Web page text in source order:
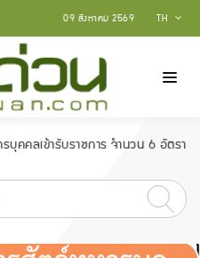
TH
09 สิงหาคม 2569
รับราชการ จำนวน 6 อัตรา สมัครตั้